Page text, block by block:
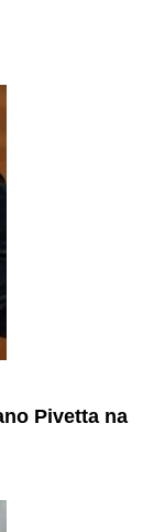
Pivetta na